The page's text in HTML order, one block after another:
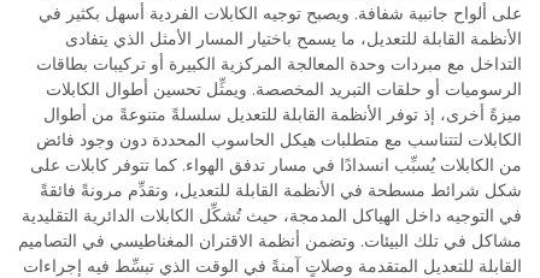
على ألواح جانبية شفافة. ويصبح توجيه الكابلات الفردية أسهل بكثير في
الأنظمة القابلة للتعديل، ما يسمح باختيار المسار الأمثل الذي يتفادى
التداخل مع مبردات وحدة المعالجة المركزية الكبيرة أو تركيبات بطاقات
الرسوميات أو حلقات التبريد المخصصة. ويمثِّل تحسين أطوال الكابلات
ميزةً أخرى، إذ توفر الأنظمة القابلة للتعديل سلسلةً متنوعةً من أطوال
الكابلات لتتناسب مع متطلبات هيكل الحاسوب المحددة دون وجود فائض
من الكابلات يُسبِّب انسدادًا في مسار تدفق الهواء. كما تتوفر كابلات على
شكل شرائط مسطحة في الأنظمة القابلة للتعديل، وتقدِّم مرونةً فائقةً
في التوجيه داخل الهياكل المدمجة، حيث تُشكِّل الكابلات الدائرية التقليدية
مشاكل في تلك البيئات. وتضمن أنظمة الاقتران المغناطيسي في التصاميم
القابلة للتعديل المتقدمة وصلاتٍ آمنةً في الوقت الذي تبسِّط فيه إجراءات